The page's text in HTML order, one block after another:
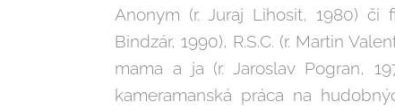
Anonym (r. Juraj Lihosit, 1980) či
Bindzár, 1990), R.S.C. (r. Martin
mama a ja (r. Jaroslav Pogran,
kameramanská práca na